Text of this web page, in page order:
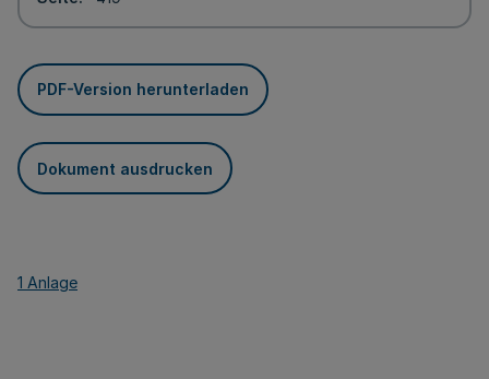
PDF-Version herunterladen
Dokument ausdrucken
1 Anlage